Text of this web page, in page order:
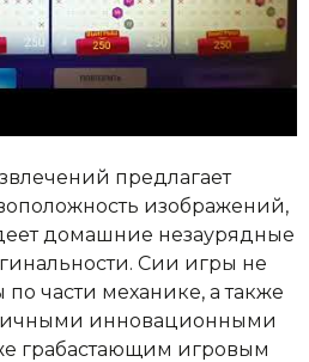
предлагает
изображений,
домашние незаурядные
Сии игры не
части механике, а также
инновационными
грабастающим игровым